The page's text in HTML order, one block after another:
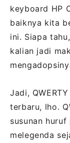
keyboard HP
baiknya kita
ini. Siapa
kalian jadi
Jadi,
terbaru, lho.
susunan
melegenda